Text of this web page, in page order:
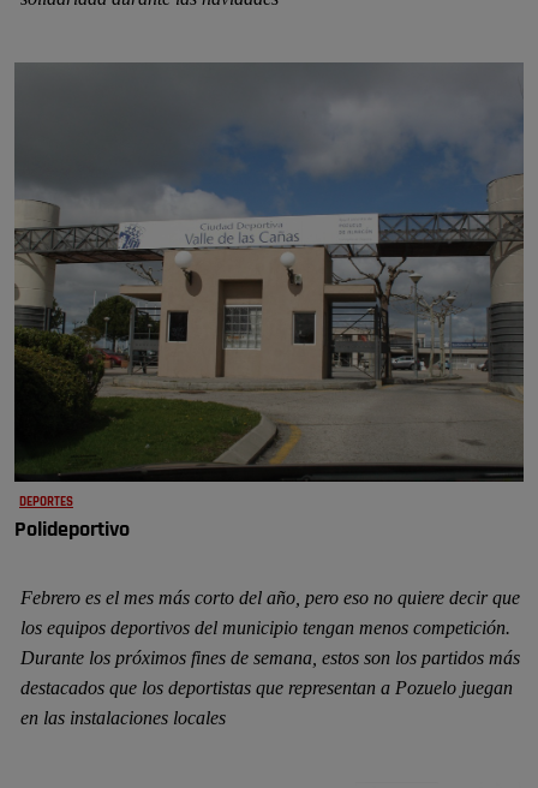
DEPORTES
Polideportivo
Febrero es el mes más corto del año, pero eso no quiere decir que
los equipos deportivos del municipio tengan menos competición.
Durante los próximos fines de semana, estos son los partidos más
destacados que los deportistas que representan a Pozuelo juegan
en las instalaciones locales